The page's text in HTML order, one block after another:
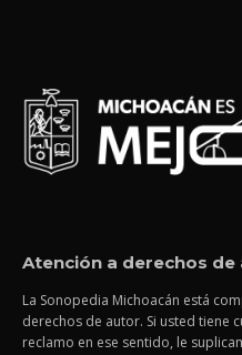
Atención a derechos de
La Sonopedia Michoacán está
derechos de autor. Si usted tiene
reclamo en ese sentido, le